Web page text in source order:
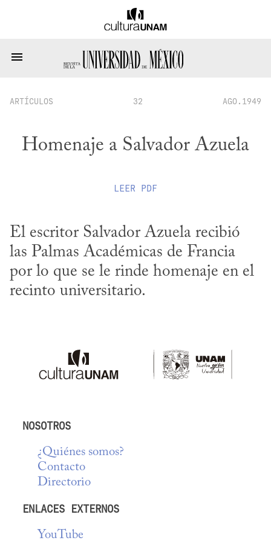
ARTÍCULOS 32 AGO.1949
Homenaje a Salvador Azuela
LEER PDF
El escritor Salvador Azuela recibió
las Palmas Académicas de Francia
por lo que se le rinde homenaje en el
recinto universitario.
NOSOTROS
¿Quiénes somos?
Contacto
Directorio
ENLACES EXTERNOS
YouTube